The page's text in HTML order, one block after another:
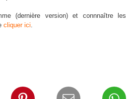
(dernière version) et connnaître les
cliquer ici.